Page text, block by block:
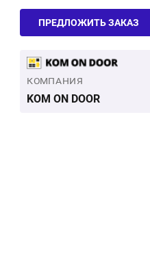
ПРЕДЛОЖИТЬ ЗАКАЗ
КОМПАНИЯ
KOM ON DOOR